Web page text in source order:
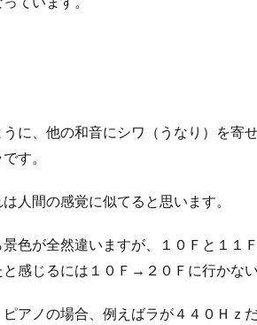
に、他の和音にシワ（うなり）を寄
す。
人間の感覚に似てると思います。
色が全然違いますが、１０Ｆと１１
感じるには１０Ｆ→２０Ｆに行かない
アノの場合、例えばラが４４０Ｈｚだ